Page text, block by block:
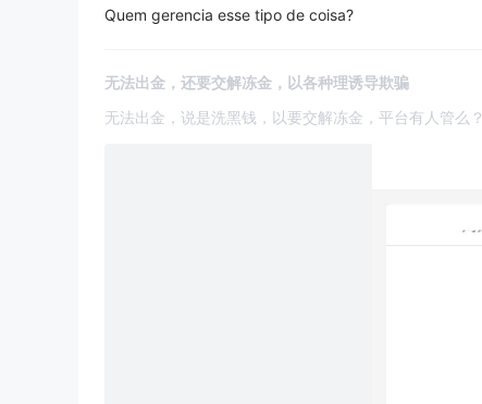
Quem gerencia esse tipo de coisa?
无法出金，还要交解冻金，以各种理诱导欺骗
无法出金，说是洗黑钱，以要交解冻金，平台有人管么？